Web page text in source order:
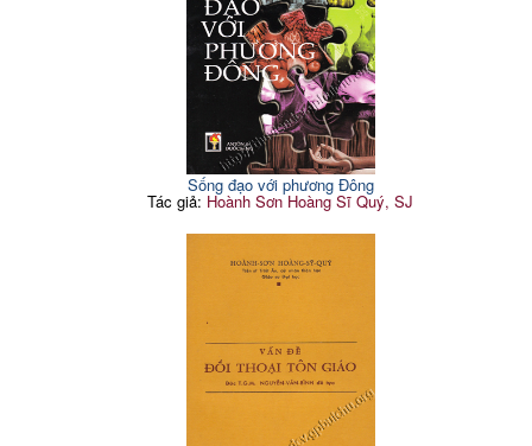
Sống đạo với phương Đông
Tác giả: Hoành Sơn Hoàng Sĩ Quý, SJ